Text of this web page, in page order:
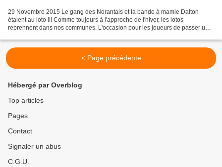
29 Novembre 2015 Le gang des Norantais et la bande à mamie Dalton
étaient au loto !!! Comme toujours à l'approche de l'hiver, les lotos
reprennent dans nos communes. L'occasion pour les joueurs de passer une
< Page précédente
Hébergé par Overblog
Top articles
Pages
Contact
Signaler un abus
C.G.U.